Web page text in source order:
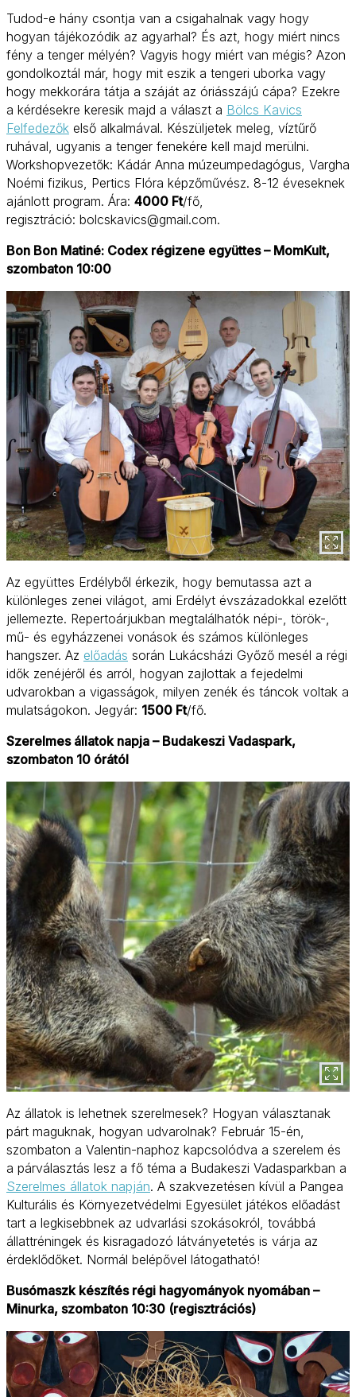
Tudod-e hány csontja van a csigahalnak vagy hogy
hogyan tájékozódik az agyarhal? És azt, hogy miért nincs
fény a tenger mélyén? Vagyis hogy miért van mégis? Azon
gondolkoztál már, hogy mit eszik a tengeri uborka vagy
hogy mekkorára tátja a száját az óriásszájú cápa? Ezekre
a kérdésekre keresik majd a választ a Bölcs Kavics
Felfedezők első alkalmával. Készüljetek meleg, víztűrő
ruhával, ugyanis a tenger fenekére kell majd merülni.
Workshopvezetők: Kádár Anna múzeumpedagógus, Vargha
Noémi fizikus, Pertics Flóra képzőművész. 8-12 éveseknek
ajánlott program. Ára: 4000 Ft/fő,
regisztráció: bolcskavics@gmail.com.
Bon Bon Matiné: Codex régizene együttes – MomKult,
szombaton 10:00
Az együttes Erdélyből érkezik, hogy bemutassa azt a
különleges zenei világot, ami Erdélyt évszázadokkal ezelőtt
jellemezte. Repertoárjukban megtalálhatók népi-, török-,
mű- és egyházzenei vonások és számos különleges
hangszer. Az előadás során Lukácsházi Győző mesél a régi
idők zenéjéről és arról, hogyan zajlottak a fejedelmi
udvarokban a vigasságok, milyen zenék és táncok voltak a
mulatságokon. Jegyár: 1500 Ft/fő.
Szerelmes állatok napja – Budakeszi Vadaspark,
szombaton 10 órától
Az állatok is lehetnek szerelmesek? Hogyan választanak
párt maguknak, hogyan udvarolnak? Február 15-én,
szombaton a Valentin-naphoz kapcsolódva a szerelem és
a párválasztás lesz a fő téma a Budakeszi Vadasparkban a
Szerelmes állatok napján. A szakvezetésen kívül a Pangea
Kulturális és Környezetvédelmi Egyesület játékos előadást
tart a legkisebbnek az udvarlási szokásokról, továbbá
állattréningek és kisragadozó látványetetés is várja az
érdeklődőket. Normál belépővel látogatható!
Busómaszk készítés régi hagyományok nyomában –
Minurka, szombaton 10:30 (regisztrációs)